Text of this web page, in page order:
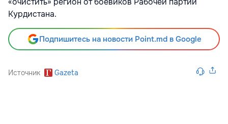
Курдистана.
Подпишитесь на новости Point.md в Google
Источник Gazeta